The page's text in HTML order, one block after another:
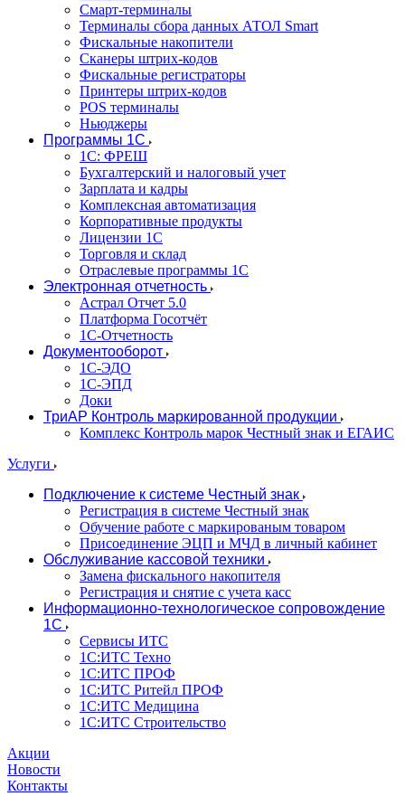
Смарт-терминалы
Терминалы сбора данных АТОЛ Smart
Фискальные накопители
Сканеры штрих-кодов
Фискальные регистраторы
Принтеры штрих-кодов
POS терминалы
Ньюджеры
Программы 1С
1C: ФРЕШ
Бухгалтерский и налоговый учет
Зарплата и кадры
Комплексная автоматизация
Корпоративные продукты
Лицензии 1С
Торговля и склад
Отраслевые программы 1С
Электронная отчетность
Астрал Отчет 5.0
Платформа Госотчёт
1С-Отчетность
Документооборот
1С-ЭДО
1С-ЭПД
Доки
ТриАР Контроль маркированной продукции
Комплекс Контроль марок Честный знак и ЕГАИС
Услуги
Подключение к системе Честный знак
Регистрация в системе Честный знак
Обучение работе с маркированым товаром
Присоединение ЭЦП и МЧД в личный кабинет
Обслуживание кассовой техники
Замена фискального накопителя
Регистрация и снятие с учета касс
Информационно-технологическое сопровождение
1C
Сервисы ИТС
1С:ИТС Техно
1С:ИТС ПРОФ
1С:ИТС Ритейл ПРОФ
1С:ИТС Медицина
1С:ИТС Строительство
Акции
Новости
Контакты